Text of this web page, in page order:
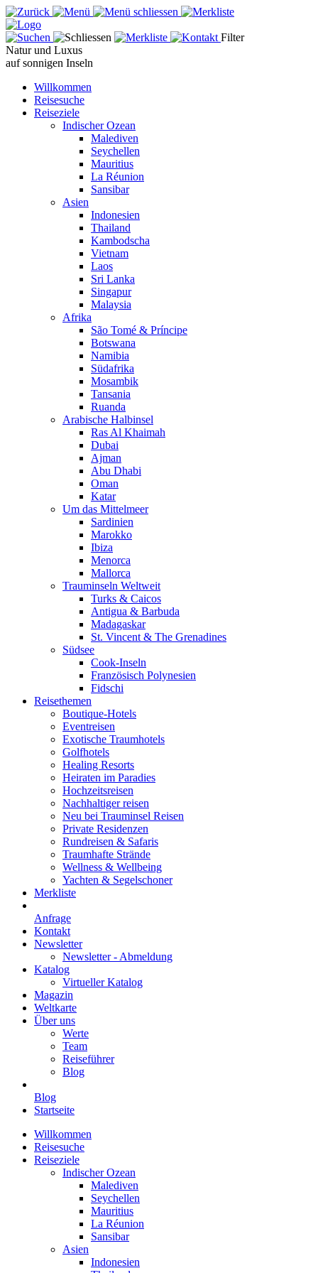
Filter
Natur und Luxus
auf sonnigen Inseln
Willkommen
Reisesuche
Reiseziele
Indischer Ozean
Malediven
Seychellen
Mauritius
La Réunion
Sansibar
Asien
Indonesien
Thailand
Kambodscha
Vietnam
Laos
Sri Lanka
Singapur
Malaysia
Afrika
São Tomé & Príncipe
Botswana
Namibia
Südafrika
Mosambik
Tansania
Ruanda
Arabische Halbinsel
Ras Al Khaimah
Dubai
Ajman
Abu Dhabi
Oman
Katar
Um das Mittelmeer
Sardinien
Marokko
Ibiza
Menorca
Mallorca
Trauminseln Weltweit
Turks & Caicos
Antigua & Barbuda
Madagaskar
St. Vincent & The Grenadines
Südsee
Cook-Inseln
Französisch Polynesien
Fidschi
Reisethemen
Boutique-Hotels
Eventreisen
Exotische Traumhotels
Golfhotels
Healing Resorts
Heiraten im Paradies
Hochzeitsreisen
Nachhaltiger reisen
Neu bei Trauminsel Reisen
Private Residenzen
Rundreisen & Safaris
Traumhafte Strände
Wellness & Wellbeing
Yachten & Segelschoner
Merkliste
Anfrage
Kontakt
Newsletter
Newsletter - Abmeldung
Katalog
Virtueller Katalog
Magazin
Weltkarte
Über uns
Werte
Team
Reiseführer
Blog
Blog
Startseite
Willkommen
Reisesuche
Reiseziele
Indischer Ozean
Malediven
Seychellen
Mauritius
La Réunion
Sansibar
Asien
Indonesien